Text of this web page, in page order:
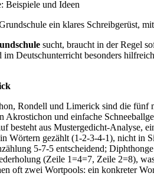
ein klares Schreibgerüst,
sucht, braucht in der Regel
Deutschunterricht besonders
Rondell und Limerick sind die fünf
Akrostichon und einfache
besteht aus Mustergedicht-Analyse,
Wörtern gezählt (1-2-3-4-1), nicht in
5-7-5 entscheidend;
(Zeile 1=4=7, Zeile 2=8),
oft zwei Wortpools: ein konkreter